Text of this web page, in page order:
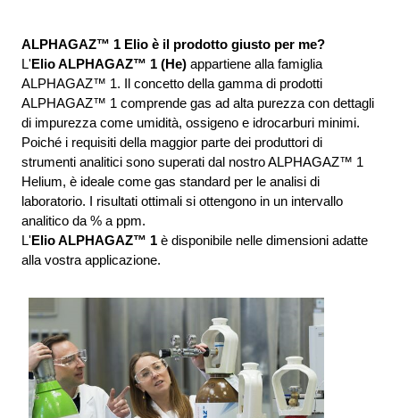
ALPHAGAZ™ 1 Elio è il prodotto giusto per me?
L' Elio ALPHAGAZ™ 1 (He) appartiene alla famiglia
ALPHAGAZ™ 1. Il concetto della gamma di prodotti
ALPHAGAZ™ 1 comprende gas ad alta purezza con dettagli
di impurezza come umidità, ossigeno e idrocarburi minimi.
Poiché i requisiti della maggior parte dei produttori di
strumenti analitici sono superati dal nostro ALPHAGAZ™ 1
Helium, è ideale come gas standard per le analisi di
laboratorio. I risultati ottimali si ottengono in un intervallo
analitico da % a ppm.
L' Elio ALPHAGAZ™ 1 è disponibile nelle dimensioni adatte
alla vostra applicazione.